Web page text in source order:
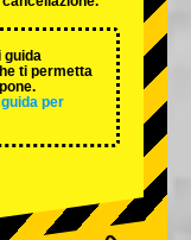
guida
ti permetta
per